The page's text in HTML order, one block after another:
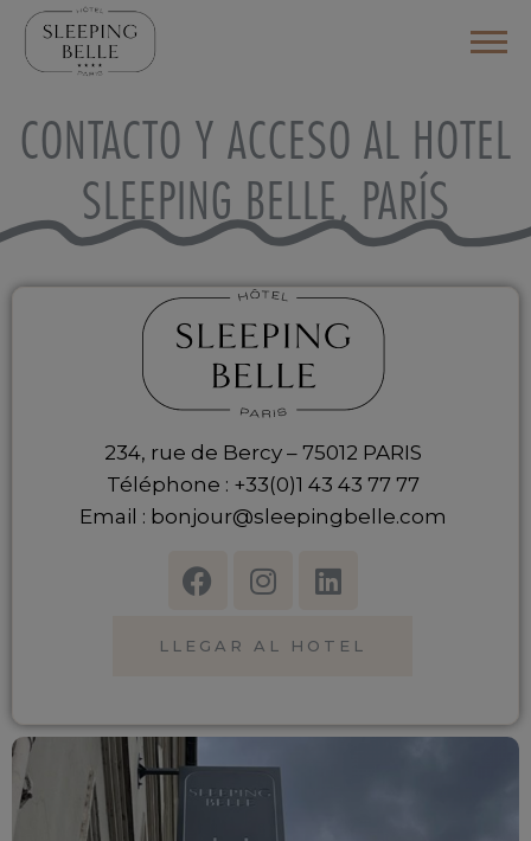
CONTACTO Y ACCESO AL HOTEL
SLEEPING BELLE, PARÍS
234, rue de Bercy – 75012 PARIS
Téléphone : +33(0)1 43 43 77 77
Email : bonjour@sleepingbelle.com
LLEGAR AL HOTEL